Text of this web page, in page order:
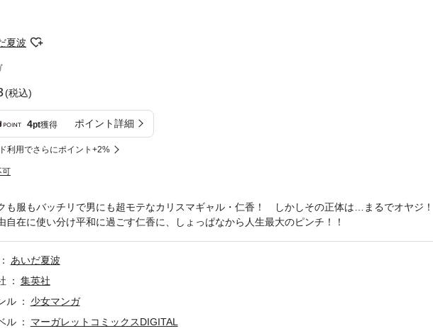
夏波
(税込)
4pt獲得 ポイント詳細
利用でさらにポイント+2%
可
も服もバッチリで男にも超モテなカリスマギャル・仁香！ しかしその正体は…まるでオヤジ
自在に使い分け平和に過ごす仁香に、しょっぱなから人生最大のピンチ！！
あいだ夏波
集英社
ル
少女マンガ
ル
マーガレットコミックスDIGITAL